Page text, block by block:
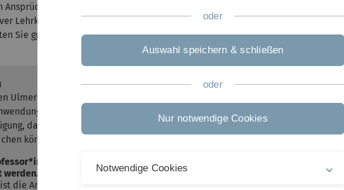
ebenso aus wie im
Lehrkonzepte schreibt die Universität Ulm verschiedene universitätsinterne
Sie ggf. Bewerbungsfristen sowie antragsberechtigte Zielgruppen der
Ulmer Lehrinkubatoren innovative Lehrangebote curiosity-driven und
Die Universität Ulm stellt einzelnen Lehrenden und Gruppen
damit diese innovative Lehrentwicklungen intensiv entwickeln, erproben,
können.
und im Mittelbau dauerhaft beschäftigten Lehrenden der
werden.
Für Professor*innen und dauerhaft beschäftigte Lehrende aus der
die Antragstellung lediglich interdisziplinär mit mindestens einem bzw. einer
oder
Auswahl speichern & schließen
oder
Nur notwendige Cookies
Notwendige Cookies